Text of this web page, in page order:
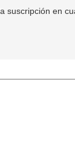
suscripción en